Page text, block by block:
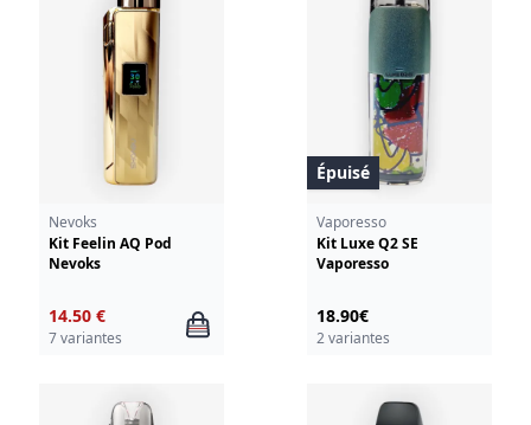
Nevoks
Kit Feelin AQ Pod
Nevoks
14.50 €
7 variantes
Épuisé
Vaporesso
Kit Luxe Q2 SE
Vaporesso
18.90€
2 variantes